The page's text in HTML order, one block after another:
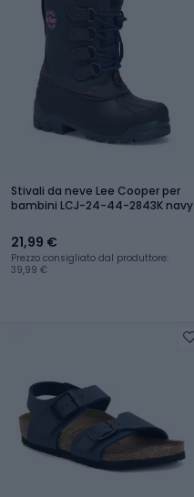
Stivali da neve Lee Cooper per
bambini LCJ-24-44-2843K navy
21,99 €
Prezzo consigliato dal produttore:
39,99 €